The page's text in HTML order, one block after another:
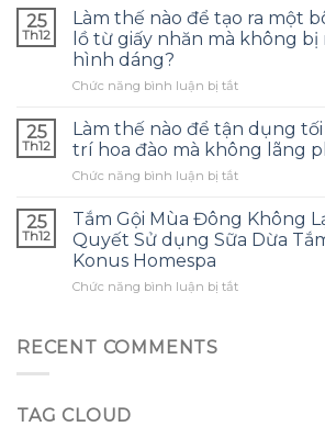
bảo
quản
phù
và
tránh
những
sai
thường
gặp?
đã
dùng
tinh
tràm
con
đây
là
tôi
ước
sớm
25
Th12
Làm thế nào để tạo ra một
lồ từ giấy nhăn mà không bị
hình dáng?
Chức năng bình luận bị tắtở
thế
nào
để
tạo
một
bông
lồ
25
Th12
Làm thế nào để tận dụng
trí hoa đào mà không lãng
Chức năng bình luận bị tắtở
thế
nào
để
dụng
25
Th12
Tắm Gội Mùa Đông Không
Quyết Sử dụng Sữa Dừa
Konus Homespa
Chức năng bình luận bị tắtở
RECENT COMMENTS
TAG CLOUD